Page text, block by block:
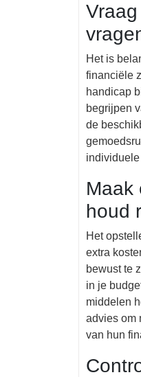
Het is
financiële
handicap
begrijpen
de
Maak
houd
Het
extra
bewust te
in je
middelen
advies om
van hun